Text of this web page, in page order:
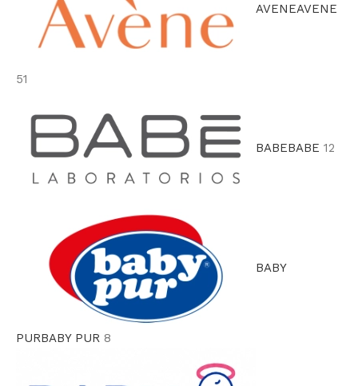
AVENEAVENE
51
BABEBABE 12
BABY
PURBABY PUR 8